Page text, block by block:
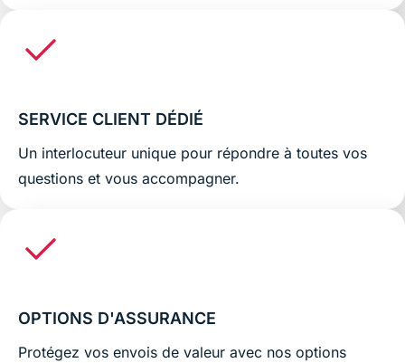
SERVICE CLIENT DÉDIÉ
Un interlocuteur unique pour répondre à toutes vos
questions et vous accompagner.
OPTIONS D'ASSURANCE
Protégez vos envois de valeur avec nos options